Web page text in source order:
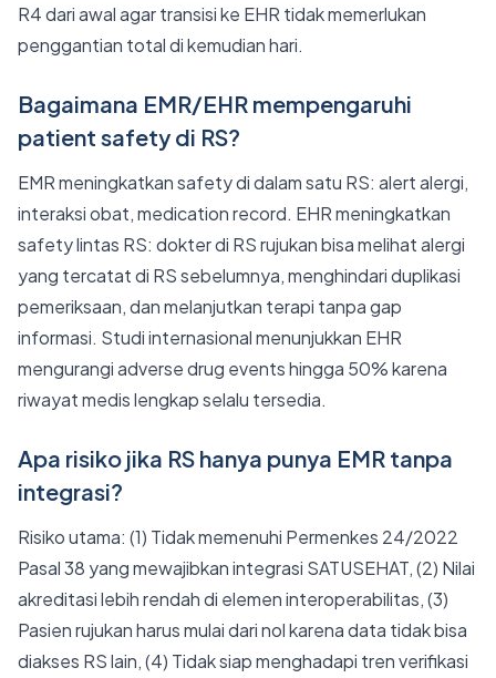
R4 dari awal agar transisi ke EHR tidak memerlukan
penggantian total di kemudian hari.
Bagaimana EMR/EHR mempengaruhi
patient safety di RS?
EMR meningkatkan safety di dalam satu RS: alert alergi,
interaksi obat, medication record. EHR meningkatkan
safety lintas RS: dokter di RS rujukan bisa melihat alergi
yang tercatat di RS sebelumnya, menghindari duplikasi
pemeriksaan, dan melanjutkan terapi tanpa gap
informasi. Studi internasional menunjukkan EHR
mengurangi adverse drug events hingga 50% karena
riwayat medis lengkap selalu tersedia.
Apa risiko jika RS hanya punya EMR tanpa
integrasi?
Risiko utama: (1) Tidak memenuhi Permenkes 24/2022
Pasal 38 yang mewajibkan integrasi SATUSEHAT, (2) Nilai
akreditasi lebih rendah di elemen interoperabilitas, (3)
Pasien rujukan harus mulai dari nol karena data tidak bisa
diakses RS lain, (4) Tidak siap menghadapi tren verifikasi